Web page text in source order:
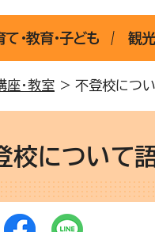
て・教育・子ども 観光
座・教室 > 不登校につい
校について語